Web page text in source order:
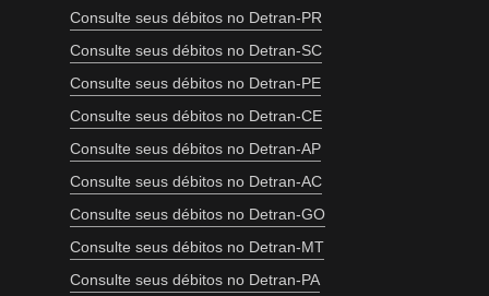
Consulte seus débitos no Detran-PR
Consulte seus débitos no Detran-SC
Consulte seus débitos no Detran-PE
Consulte seus débitos no Detran-CE
Consulte seus débitos no Detran-AP
Consulte seus débitos no Detran-AC
Consulte seus débitos no Detran-GO
Consulte seus débitos no Detran-MT
Consulte seus débitos no Detran-PA